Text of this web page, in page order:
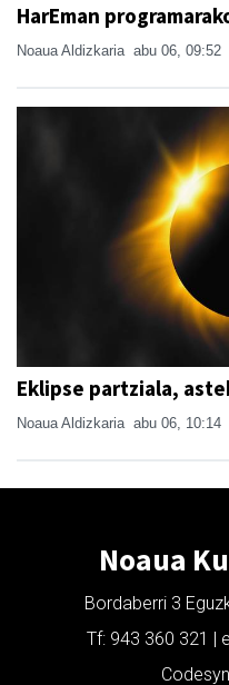
HarEman
Noaua Aldizkaria abu 06, 09:52
Eklipse partziala,
Noaua Aldizkaria abu 06, 10:14
Noaua
Bordaberri 3
Tf: 943 360 321 |